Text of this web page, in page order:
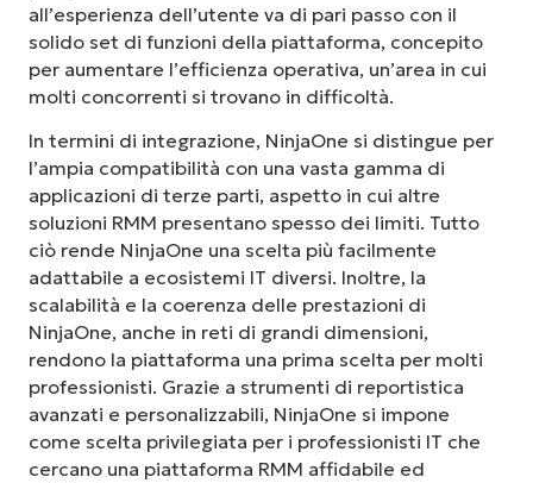
all’esperienza dell’utente va di pari passo con il
solido set di funzioni della piattaforma, concepito
per aumentare l’efficienza operativa, un’area in cui
molti concorrenti si trovano in difficoltà.
In termini di integrazione, NinjaOne si distingue per
l’ampia compatibilità con una vasta gamma di
applicazioni di terze parti, aspetto in cui altre
soluzioni RMM presentano spesso dei limiti. Tutto
ciò rende NinjaOne una scelta più facilmente
adattabile a ecosistemi IT diversi. Inoltre, la
scalabilità e la coerenza delle prestazioni di
NinjaOne, anche in reti di grandi dimensioni,
rendono la piattaforma una prima scelta per molti
professionisti. Grazie a strumenti di reportistica
avanzati e personalizzabili, NinjaOne si impone
come scelta privilegiata per i professionisti IT che
cercano una piattaforma RMM affidabile ed